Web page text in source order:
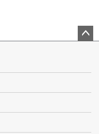
ップ